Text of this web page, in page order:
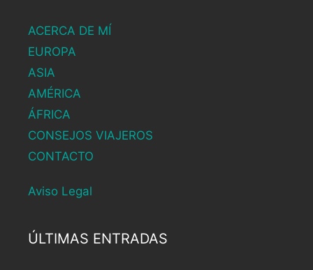
ACERCA DE MÍ
EUROPA
ASIA
AMÉRICA
ÁFRICA
CONSEJOS VIAJEROS
CONTACTO
Aviso Legal
ÚLTIMAS ENTRADAS